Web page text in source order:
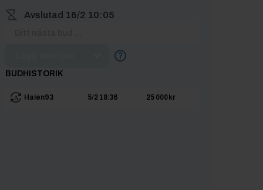
Avslutad 16/2 10:05
BUDHISTORIK
Haien93 5/2 18:36 25 000 kr